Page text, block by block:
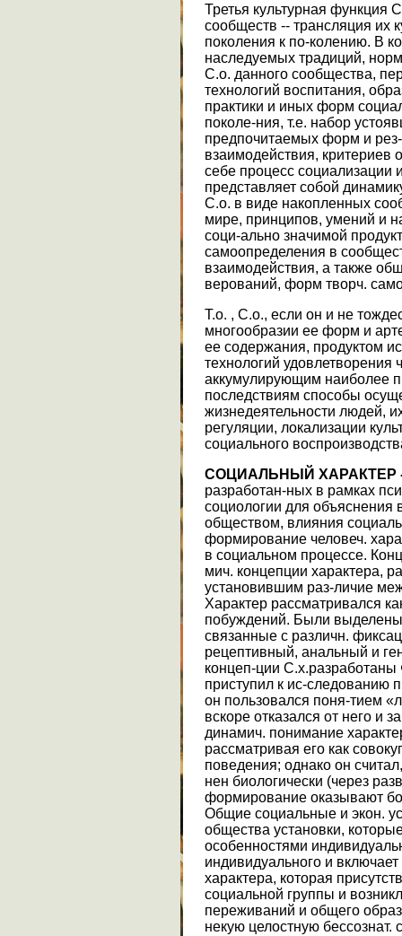
Третья культурная функция
сообществ -- трансляция их
поколения к по-колению. В
наследуемых традиций,
С.о. данного сообщества,
технологий воспитания,
практики и иных форм
поколе-ния, т.е. набор
предпочитаемых форм и
взаимодействия, критериев
себе процесс социализации
представляет собой
С.о. в виде накопленных
мире, принципов, умений и
соци-ально значимой
самоопределения в
взаимодействия, а также
верований, форм творч.
Т.о. , С.о., если он и не
многообразии ее форм и
ее содержания, продуктом
технологий удовлетворения
аккумулирующим наиболее
последствиям способы
жизнедеятельности людей,
регуляции, локализации
социального
СОЦИАЛЬНЫЙ ХАРАКТЕР
разработан-ных в рамках
социологии для
обществом, влияния
формирование человеч.
в социальном процессе.
мич. концепции характера,
установившим раз-личие
Характер рассматривался
побуждений. Были
связанные с различн.
рецептивный, анальный и
концеп-ции
приступил к ис-следованию
он пользовался поня-тием
вскоре отказался от него и
динамич. понимание
рассматривая его как
поведения; однако он
нен биологически (через
формирование оказывают
Общие социальные и экон.
общества установки,
особенностями
индивидуального и
характера, которая
социальной группы и
переживаний и общего
некую целостную бессознат.